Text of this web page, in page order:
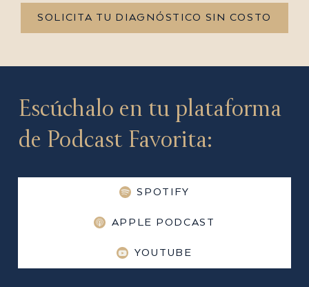
SOLICITA TU DIAGNÓSTICO SIN COSTO
Escúchalo en tu plataforma
de Podcast Favorita:
SPOTIFY
APPLE PODCAST
YOUTUBE